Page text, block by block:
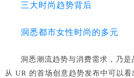
三大时尚趋势背后
洞悉都市女性时尚的多元
洞悉潮流趋势与消费需求，乃是
从 UR 的首场创意趋势发布中可以